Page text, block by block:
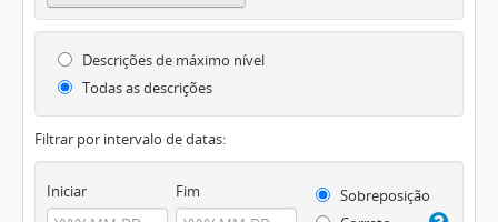
Descrições de máximo nível
Todas as descrições
Filtrar por intervalo de datas:
Iniciar Fim
Sobreposição